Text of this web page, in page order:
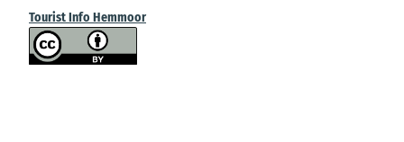
Tourist Info Hemmoor